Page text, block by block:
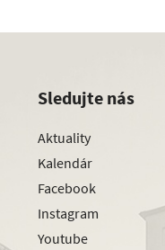
Sledujte nás
Aktuality
Kalendár
Facebook
Instagram
Youtube